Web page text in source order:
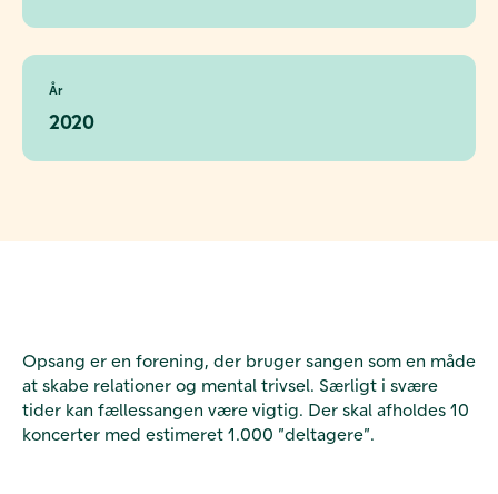
År
2020
Opsang er en forening, der bruger sangen som en måde
at skabe relationer og mental trivsel. Særligt i svære
tider kan fællessangen være vigtig. Der skal afholdes 10
koncerter med estimeret 1.000 ”deltagere”.